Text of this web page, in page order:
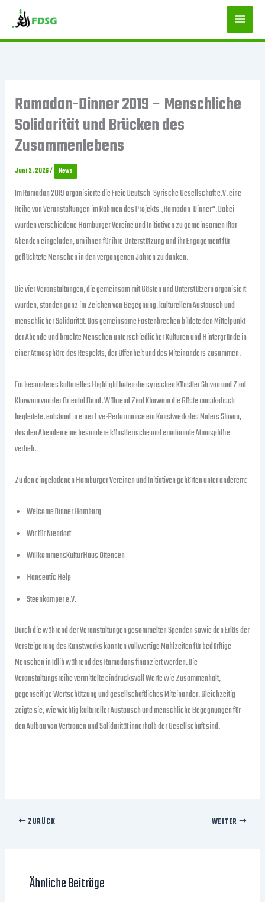
Inhalt
springen
Ramadan-Dinner 2019 – Menschliche
Solidarität und Brücken des
Zusammenlebens
Juni 2, 2026/ News
Im Ramadan 2019 organisierte die Freie Deutsch-Syrische Gesellschaft e.V. eine
Reihe von Veranstaltungen im Rahmen des Projekts „Ramadan-Dinner“. Dabei
wurden verschiedene Hamburger Vereine und Initiativen zu gemeinsamen Iftar-
Abenden eingeladen, um ihnen für ihre Unterstützung und ihr Engagement für
geflüchtete Menschen in den vergangenen Jahren zu danken.
Die vier Veranstaltungen, die gemeinsam mit Gästen und Unterstützern organisiert
wurden, standen ganz im Zeichen von Begegnung, kulturellem Austausch und
menschlicher Solidarität. Das gemeinsame Fastenbrechen bildete den Mittelpunkt
der Abende und brachte Menschen unterschiedlicher Kulturen und Hintergründe in
einer Atmosphäre des Respekts, der Offenheit und des Miteinanders zusammen.
Ein besonderes kulturelles Highlight boten die syrischen Künstler Shivan und Ziad
Khawam von der Oriental Band. Während Ziad Khawam die Gäste musikalisch
begleitete, entstand in einer Live-Performance ein Kunstwerk des Malers Shivan,
das den Abenden eine besondere künstlerische und emotionale Atmosphäre
verlieh.
Zu den eingeladenen Hamburger Vereinen und Initiativen gehörten unter anderem:
Welcome Dinner Hamburg
Wir für Niendorf
WillkommensKulturHaus Ottensen
Hanseatic Help
Steenkamper e.V.
Durch die während der Veranstaltungen gesammelten Spenden sowie den Erlös der
Versteigerung des Kunstwerks konnten vollwertige Mahlzeiten für bedürftige
Menschen in Idlib während des Ramadans finanziert werden. Die
Veranstaltungsreihe vermittelte eindrucksvoll Werte wie Zusammenhalt,
gegenseitige Wertschätzung und gesellschaftliches Miteinander. Gleichzeitig
zeigte sie, wie wichtig kultureller Austausch und menschliche Begegnungen für
den Aufbau von Vertrauen und Solidarität innerhalb der Gesellschaft sind.
ZURÜCK WEITER
Ähnliche Beiträge